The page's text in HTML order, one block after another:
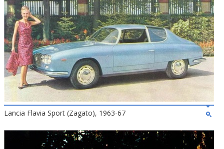
Lancia Flavia Sport (Zagato), 1963-67